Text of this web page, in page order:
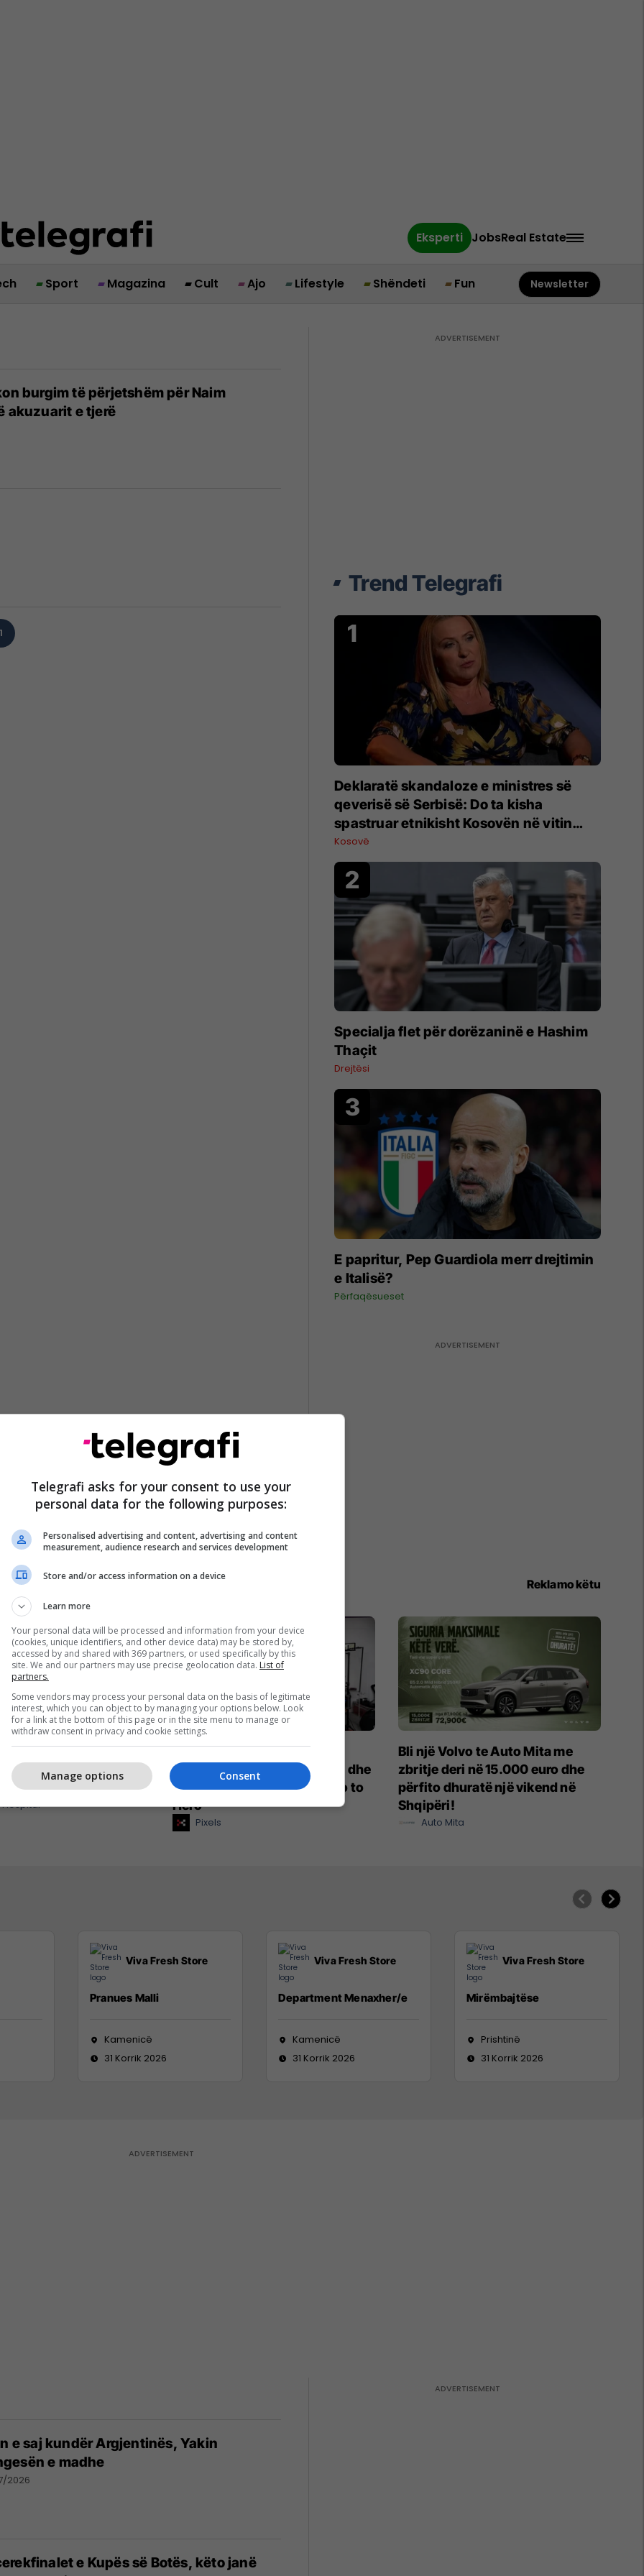
Eksperti JobsReal Estate
Sport Magazina Cult Ajo Lifestyle Shëndeti Fun Newsletter
burgim të përjetshëm për Naim
akuzuarit e tjerë
1
Trend Telegrafi
Deklaratë skandaloze e ministres së
qeverisë së Serbisë: Do ta kisha
spastruar etnikisht Kosovën në vitin
1998
Kosovë
Specialja flet për dorëzaninë e Hashim
Thaçit
Drejtësi
E papritur, Pep Guardiola merr drejtimin
e Italisë?
Përfaqësueset
Reklamo këtu
me teknologjinë
në funksion zemrën dhe
Hospital
Pixels hap regjistrimet për
trajnimin praktik të kamerës dhe
content creation “From Zero to
Hero”
Pixels
Bli një Volvo te Auto Mita me
zbritje deri në 15.000 euro dhe
përfito dhuratë një vikend në
Shqipëri!
Auto Mita
Viva Fresh Store
Pranues Malli
Kamenicë
31 Korrik 2026
Viva Fresh Store
Department Menaxher/e
Kamenicë
31 Korrik 2026
Viva Fresh Store
Mirëmbajtëse
Prishtinë
31 Korrik 2026
e saj kundër Argjentinës, Yakin
e madhe
2026
e Kupës së Botës, këto janë
Telegrafi asks for your consent to use your
personal data for the following purposes:
Personalised advertising and content, advertising and content
measurement, audience research and services development
Store and/or access information on a device
Learn more
Your personal data will be processed and information from your device
(cookies, unique identifiers, and other device data) may be stored by,
accessed by and shared with 369 partners, or used specifically by this
site. We and our partners may use precise geolocation data. List of
partners.
Some vendors may process your personal data on the basis of legitimate
interest, which you can object to by managing your options below. Look
for a link at the bottom of this page or in the site menu to manage or
withdraw consent in privacy and cookie settings.
Consent
Manage options